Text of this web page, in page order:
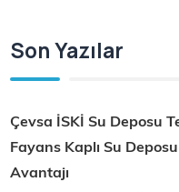
Son Yazılar
Çevsa İSKİ Su Deposu
Fayans Kaplı Su Deposu
Avantajı